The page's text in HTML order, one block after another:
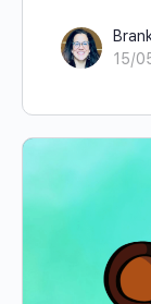
15/